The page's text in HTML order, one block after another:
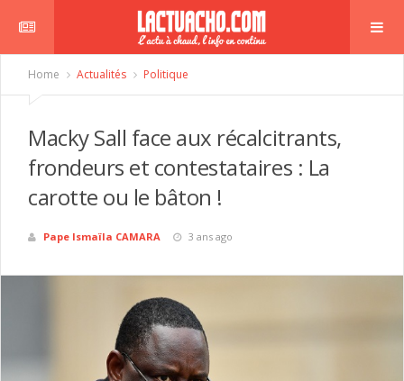
Home Actualités Politique
Macky Sall face aux récalcitrants,
frondeurs et contestataires : La
carotte ou le bâton !
Pape Ismaïla CAMARA 3 ans ago